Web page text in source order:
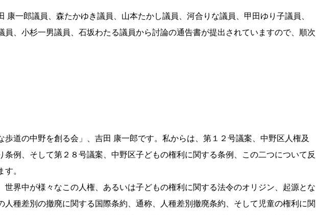
康一郎議員、森たかゆき議員、山本たかし議員、河合りな議員、甲田ゆり子議員、
員、小杉一男議員、石坂わたる議員から討論の通告書が提出されていますので、順次
歩道の中野を創る会」、吉田 康一郎です。私からは、第１２号議案、中野区人権及
条例、そして第２８号議案、中野区子どもの権利に関する条例、この二つについて反
。
世界中が様々なこの人権、あるいは子どもの権利に関する法令のオリジン、起源とな
人種差別の撤廃に関する国際条約、通称、人種差別撤廃条約、そして児童の権利に関